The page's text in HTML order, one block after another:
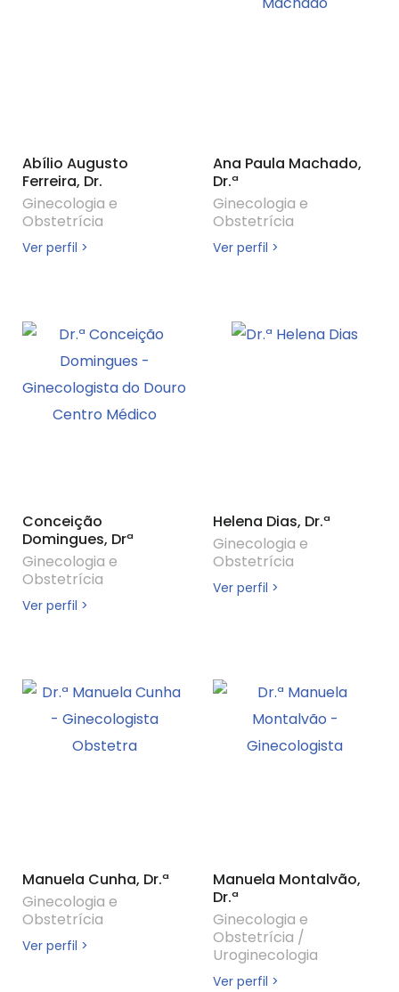
Abílio Augusto
Ferreira, Dr.
Ginecologia e
Obstetrícia
Ver perfil >
Ana Paula Machado,
Dr.ª
Ginecologia e
Obstetrícia
Ver perfil >
Conceição
Domingues, Drª
Ginecologia e
Obstetrícia
Ver perfil >
Helena Dias, Dr.ª
Ginecologia e
Obstetrícia
Ver perfil >
Manuela Cunha, Dr.ª
Ginecologia e
Obstetrícia
Ver perfil >
Manuela Montalvão,
Dr.ª
Ginecologia e
Obstetrícia /
Uroginecologia
Ver perfil >